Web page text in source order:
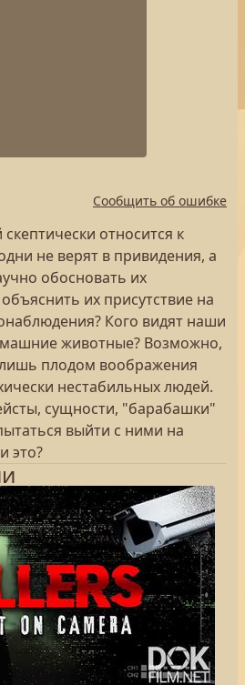
Сообщить об ошибке
относится к
не верят в привидения, а
обосновать их
их присутствие на
Кого видят наши
животные? Возможно,
плодом воображения
нестабильных людей.
сущности, "барабашки"
выйти с ними на
это?